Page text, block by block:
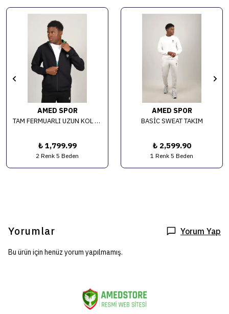
AMED SPOR
TAM FERMUARLI UZUN KOL SWEAT
₺ 1,799.99
2 Renk 5 Beden
AMED SPOR
BASİC SWEAT TAKIM
₺ 2,599.90
1 Renk 5 Beden
Yorumlar Yorum Yap
Bu ürün için henüz yorum yapılmamış.